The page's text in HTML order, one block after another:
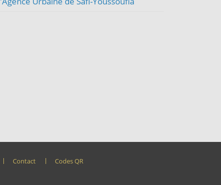
Contact Codes QR